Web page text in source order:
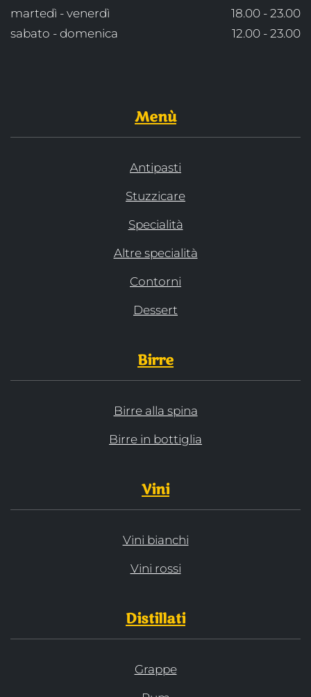
martedì - venerdì
18.00 - 23.00
sabato - domenica
12.00 - 23.00
Menù
Antipasti
Stuzzicare
Specialità
Altre specialità
Contorni
Dessert
Birre
Birre alla spina
Birre in bottiglia
Vini
Vini bianchi
Vini rossi
Distillati
Grappe